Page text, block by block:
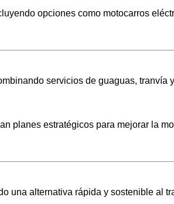
opciones como motocarros
servicios de guaguas, tranvía
planes estratégicos para mejorar la
una alternativa rápida y sostenible al